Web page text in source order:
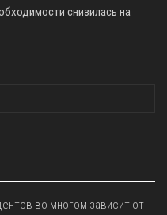
снизилась на
во многом зависит от